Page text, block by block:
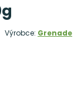
Výrobce: Grenade